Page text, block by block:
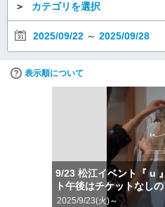
＞ カテゴリを選択
2025/09/22 ～ 2025/09/28
表示順について
9/23 松江イベント『 u
ト午後はチケットなし
2025/9/23(火)～